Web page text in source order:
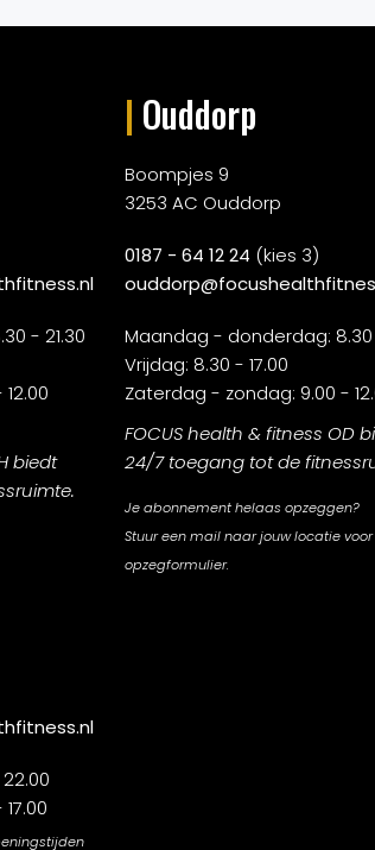
- 21.30
biedt
| Ouddorp
Boompjes 9
3253 AC Ouddorp
0187 - 64 12 24 (kies 3)
Maandag - donderdag: 8.30
Vrijdag: 8.30 - 17.00
Zaterdag - zondag: 9.00 -
FOCUS health & fitness OD
24/7 toegang tot de
Je abonnement helaas opzeggen?
Stuur een mail naar jouw locatie
opzegformulier.